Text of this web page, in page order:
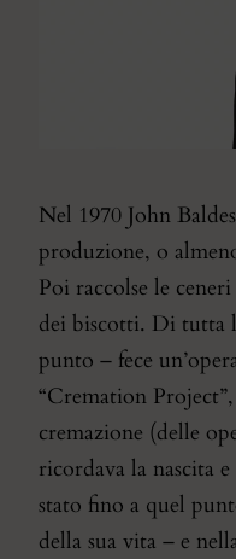
Nel 1970 John
produzione, o
Poi raccolse le
dei biscotti. Di tutta
punto – fece
“Cremation Project
cremazione (delle
ricordava la nascita
stato fino a quel
della sua vita – e